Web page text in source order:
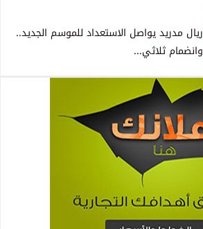
ريال مدريد يواصل الاستعداد للموسم الجديد..
وانضمام ثلاثي...